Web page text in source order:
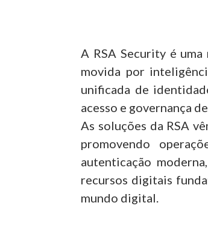
A RSA Security é
movida por
unificada de
acesso e governança
As soluções da RSA
promovendo
autenticação
recursos digitais
mundo digital.